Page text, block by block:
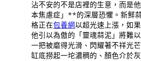
沾不安的不是店裡的生意，而是
本焦慮症」**的深層恐懼。新鮮
格正在包養網以超光速上漲，如
他引以為傲的「靈魂蒜泥」將難
一把被磨得光滑、閃耀著不祥光
缸底撈起一坨濃稠的、顏色介於